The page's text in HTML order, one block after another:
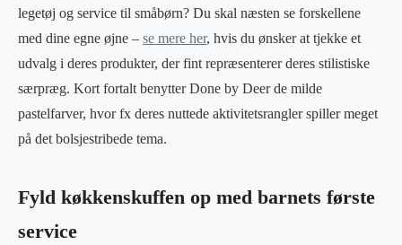
legetøj og service til småbørn? Du skal næsten se forskellene
med dine egne øjne – se mere her, hvis du ønsker at tjekke et
udvalg i deres produkter, der fint repræsenterer deres stilistiske
særpræg. Kort fortalt benytter Done by Deer de milde
pastelfarver, hvor fx deres nuttede aktivitetsrangler spiller meget
på det bolsjestribede tema.
Fyld køkkenskuffen op med barnets første
service